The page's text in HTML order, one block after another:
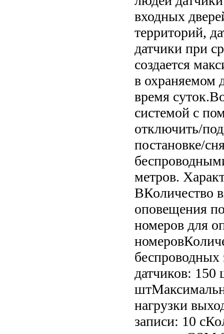
входных
территорий,
датчики при
создается
в охраняемом
время
системой с
отключить/
постановке/
метров.
ВКоличество
оповещения
номеров для
датчиков:
нагрузки
записи: 10